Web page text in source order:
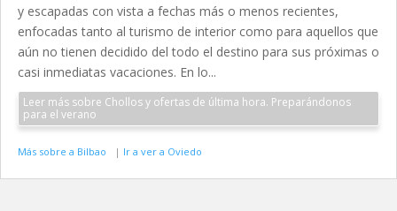
y escapadas con vista a fechas más o menos recientes,
enfocadas tanto al turismo de interior como para aquellos que
aún no tienen decidido del todo el destino para sus próximas o
casi inmediatas vacaciones. En lo...
Leer más sobre Chollos y ofertas de última hora. Preparándonos
para el verano
Más sobre a Bilbao | Ir a ver a Oviedo